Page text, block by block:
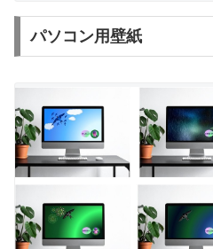
パソコン用壁紙